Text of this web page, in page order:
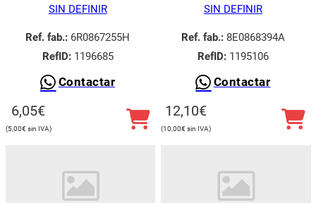
SIN DEFINIR
Ref. fab.: 6R0867255H
RefID:1196685
Contactar
6,05€
5,00€
SIN DEFINIR
Ref. fab.:8E0868394A
RefID:1195106
Contactar
12,10€
10,00€